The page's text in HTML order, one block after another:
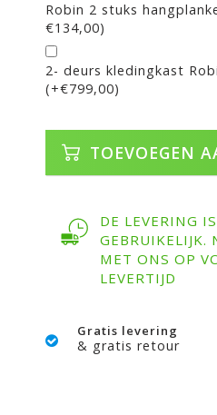
Robin 2 stuks
€134,00)
2- deurs kledingkast
(+€799,00)
TOEVOEGEN
DE LEVERING
GEBRUIKELIJK.
MET ONS OP
LEVERTIJD
Gratis levering
& gratis retour